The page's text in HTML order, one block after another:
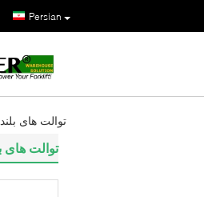
Persian
توالت های
توالت